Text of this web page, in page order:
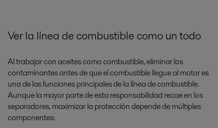
Ver la línea de combustible como un todo
Al trabajar con aceites como combustible, eliminar los
contaminantes antes de que el combustible llegue al motor es
una de las funciones principales de la línea de combustible.
Aunque la mayor parte de esta responsabilidad recae en los
separadores, maximizar la protección depende de múltiples
componentes: